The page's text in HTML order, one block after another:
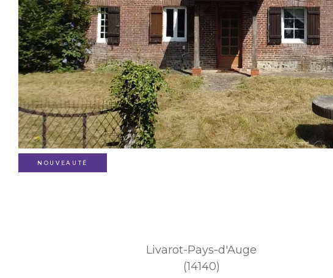
NOUVEAUTÉ
Livarot-Pays-d'Auge
(14140)